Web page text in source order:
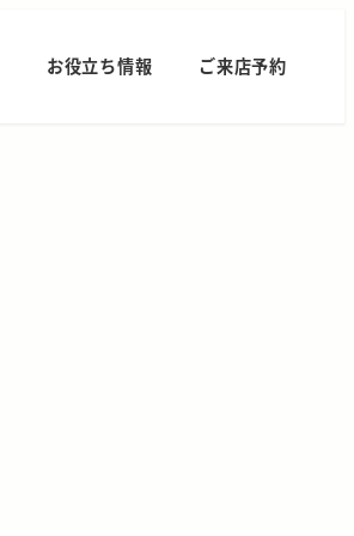
お役立ち情報 ご来店予約